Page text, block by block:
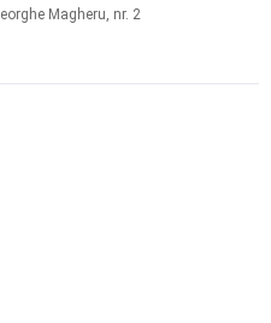
Magheru, nr. 2